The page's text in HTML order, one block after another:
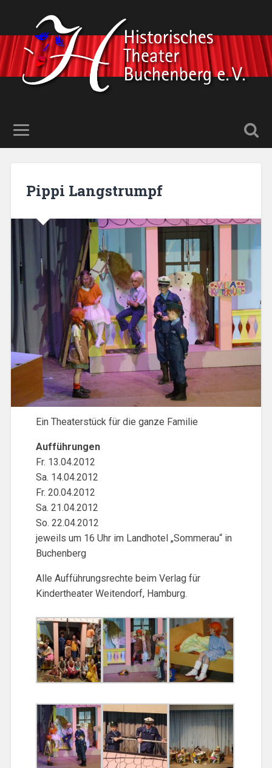
Pippi Langstrumpf
Ein Theaterstück für die ganze Familie
Aufführungen
Fr. 13.04.2012
Sa. 14.04.2012
Fr. 20.04.2012
Sa. 21.04.2012
So. 22.04.2012
jeweils um 16 Uhr im Landhotel „Sommerau“ in
Buchenberg
Alle Aufführungsrechte beim Verlag für
Kindertheater Weitendorf, Hamburg.